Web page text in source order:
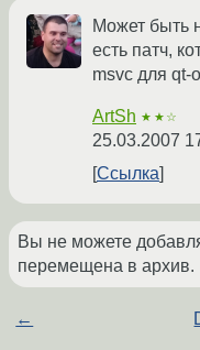
Может быть
есть патч,
msvc для qt-
ArtSh ★★☆
25.03.2007
Ссылка
Вы не можете
перемещена в архив.
←